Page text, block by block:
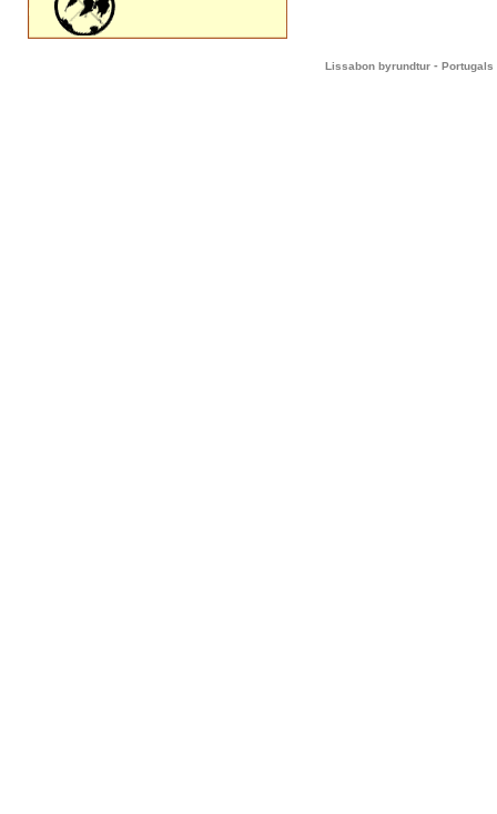
Lissabon byrundtur - Portugals